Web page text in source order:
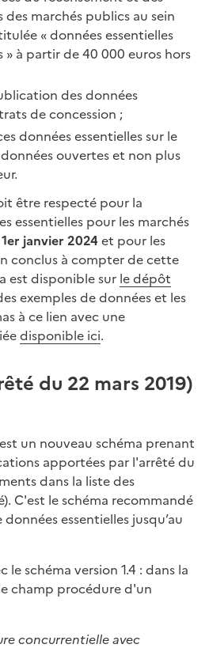
des marchés publics au sein
« données essentielles
» à partir de 40 000 euros hors
des données
de concession ;
données essentielles sur le
ouvertes et non plus
être respecté pour la
essentielles pour les marchés
1er janvier 2024 et pour les
conclus à compter de cette
est disponible sur le dépôt
exemples de données et les
à ce lien avec une
disponible ici.
du 22 mars 2019)
un nouveau schéma prenant
apportées par l'arrêté du
dans la liste des
C'est le schéma recommandé
essentielles jusqu’au
le schéma version 1.4 : dans la
champ procédure d'un
concurrentielle avec